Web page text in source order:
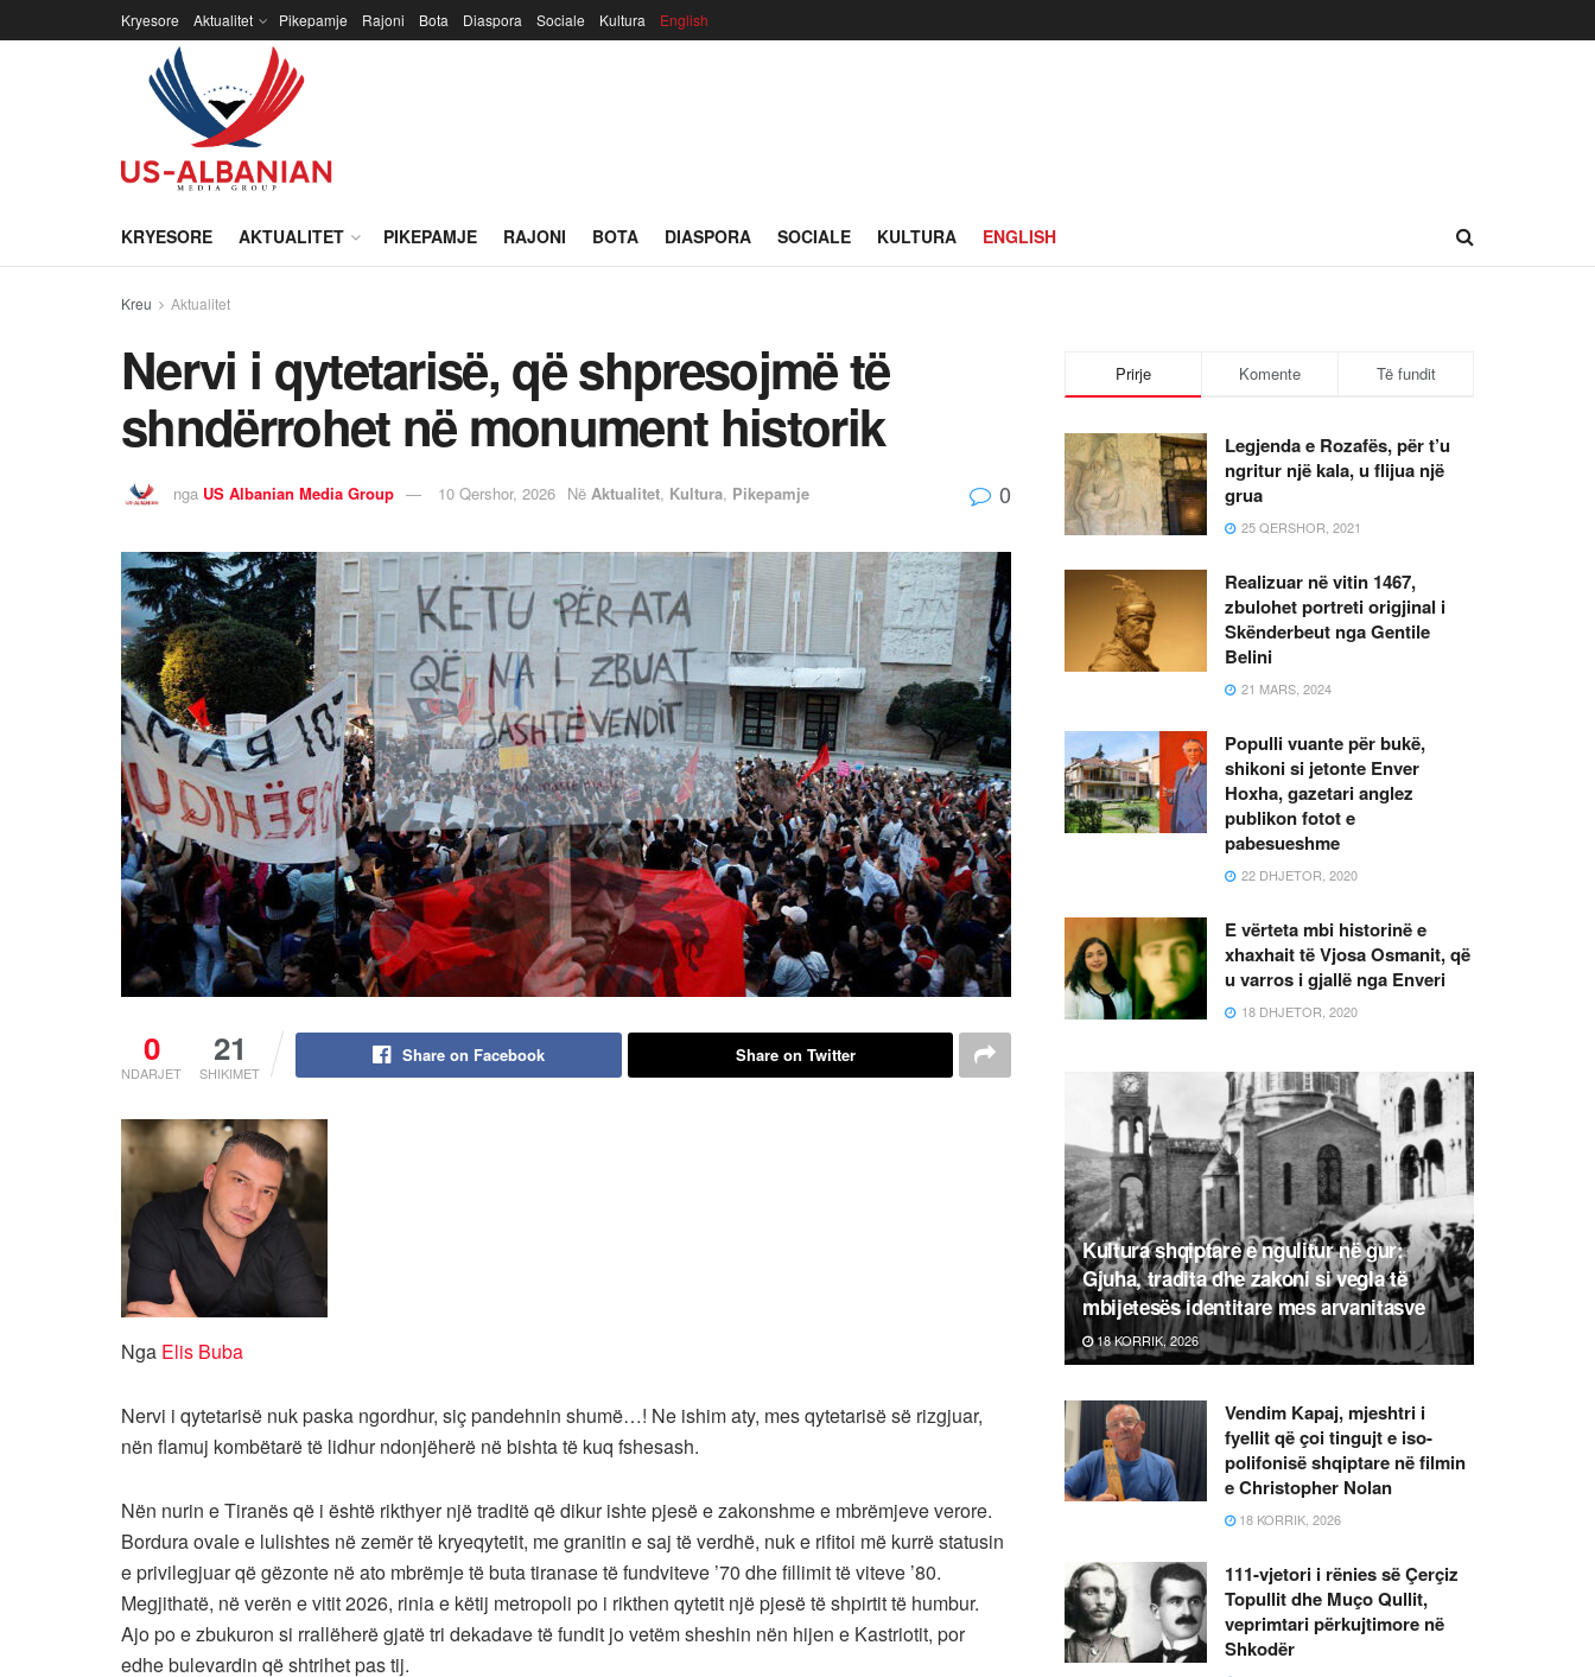
Kryesore Aktualitet Pikepamje Rajoni Bota Diaspora Sociale Kultura English
KRYESORE AKTUALITET PIKEPAMJE RAJONI BOTA DIASPORA SOCIALE KULTURA ENGLISH
Kreu Aktualitet
Nervi i qytetarisë, që shpresojmë të
shndërrohet në monument historik
nga US Albanian Media Group 10 Qershor, 2026 Në Aktualitet, Kultura, Pikepamje 0
0
NDARJET
21
SHIKIMET
Share on Facebook Share on Twitter
Nga Elis Buba
Nervi i qytetarisë nuk paska ngordhur, siç pandehnin shumë…! Ne ishim aty, mes qytetarisë së rizgjuar,
nën flamuj kombëtarë të lidhur ndonjëherë në bishta të kuq fshesash.
Nën nurin e Tiranës që i është rikthyer një traditë që dikur ishte pjesë e zakonshme e mbrëmjeve verore.
Bordura ovale e lulishtes në zemër të kryeqytetit, me granitin e saj të verdhë, nuk e rifitoi më kurrë statusin
e privilegjuar që gëzonte në ato mbrëmje të buta tiranase të fundviteve ’70 dhe fillimit të viteve ’80.
Megjithatë, në verën e vitit 2026, rinia e këtij metropoli po i rikthen qytetit një pjesë të shpirtit të humbur.
Ajo po e zbukuron si rrallëherë gjatë tri dekadave të fundit jo vetëm sheshin nën hijen e Kastriotit, por
edhe bulevardin që shtrihet pas tij.
Prirje Komente Të fundit
Legjenda e Rozafës, për t’u
ngritur një kala, u flijua një
grua
25 QERSHOR, 2021
Realizuar në vitin 1467,
zbulohet portreti origjinal i
Skënderbeut nga Gentile
Belini
21 MARS, 2024
Populli vuante për bukë,
shikoni si jetonte Enver
Hoxha, gazetari anglez
publikon fotot e
pabesueshme
22 DHJETOR, 2020
E vërteta mbi historinë e
xhaxhait të Vjosa Osmanit, që
u varros i gjallë nga Enveri
18 DHJETOR, 2020
Kultura shqiptare e ngulitur në gur:
Gjuha, tradita dhe zakoni si vegla të
mbijetesës identitare mes arvanitasve
18 KORRIK, 2026
Vendim Kapaj, mjeshtri i
fyellit që çoi tingujt e iso-
polifonisë shqiptare në filmin
e Christopher Nolan
18 KORRIK, 2026
111-vjetori i rënies së Çerçiz
Topullit dhe Muço Qullit,
veprimtari përkujtimore në
Shkodër